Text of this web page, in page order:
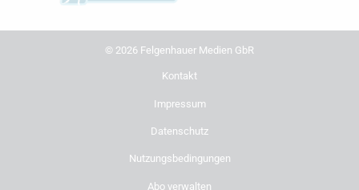
© 2026 Felgenhauer Medien GbR
Kontakt
Impressum
Datenschutz
Nutzungsbedingungen
Abo verwalten